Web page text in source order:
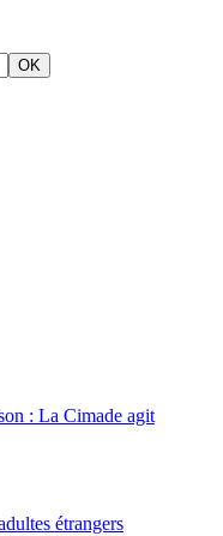
OK
: La Cimade agit
étrangers